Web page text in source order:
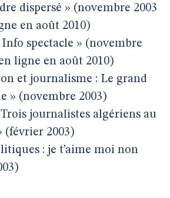
dispersé » (novembre 2003
en août 2010)
spectacle » (novembre
ligne en août 2010)
et journalisme : Le grand
» (novembre 2003)
journalistes algériens au
(février 2003)
: je t’aime moi non